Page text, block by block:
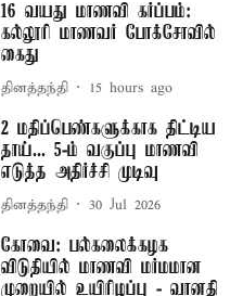
16 வயது மாணவி கர்ப்பம்:
கல்லூரி மாணவர் போக்சோவில்
கைது
தினத்தந்தி 15 hours ago
2 மதிப்பெண்களுக்காக திட்டிய
தாய்... 5-ம் வகுப்பு மாணவி
எடுத்த அதிர்ச்சி முடிவு
தினத்தந்தி 30 Jul 2026
கோவை: பல்கலைக்கழக
விடுதியில் மாணவி மர்மமான
முறையில் உயிரிழப்பு - வானதி